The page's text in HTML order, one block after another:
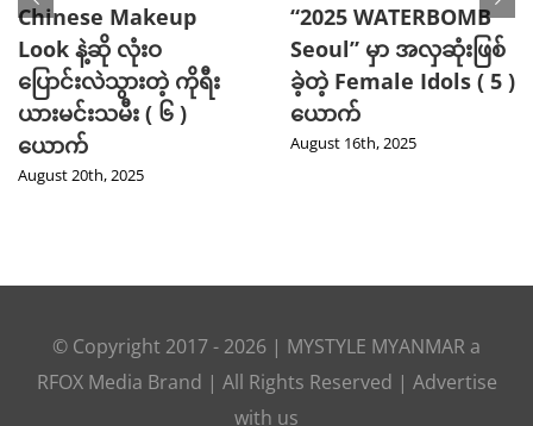
“2025 WATERBOMB
Seoul” မှာ Handsome
အဖြစ်ဆုံး Top Stars ( ၅
) ယောက်
August 11th, 2025
ပြီးပြည့်စုံတဲ့ခန္ဓာကိုယ်ကို
ရရှိစေဖို့ Vicky
Kaushal ပြောပြတဲ့
Workout Tips များ
August 4th, 2025
RFOX MediaBrand | All Rights Reserved |Advertise
with us